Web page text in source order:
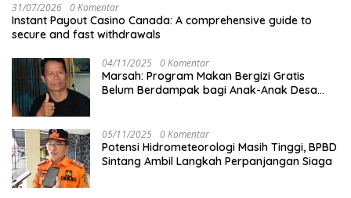
31/07/2026 0 Komentar
Instant Payout Casino Canada: A comprehensive guide to
secure and fast withdrawals
04/11/2025 0 Komentar
Marsah: Program Makan Bergizi Gratis
Belum Berdampak bagi Anak-Anak Desa
05/11/2025 0 Komentar
Potensi Hidrometeorologi Masih Tinggi, BPBD
Sintang Ambil Langkah Perpanjangan Siaga